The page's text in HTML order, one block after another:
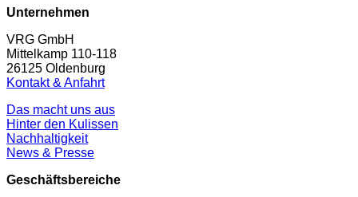
Unternehmen
VRG GmbH
Mittelkamp 110-118
26125 Oldenburg
Kontakt & Anfahrt
Das macht uns aus
Hinter den Kulissen
Nachhaltigkeit
News & Presse
Geschäftsbereiche